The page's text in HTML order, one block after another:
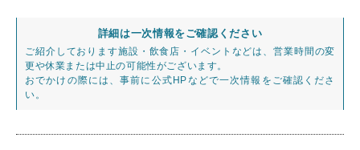
詳細は一次情報をご確認ください
ご紹介しております施設・飲食店・イベントなどは、営業時間の変
更や休業または中止の可能性がございます。
おでかけの際には、事前に公式HPなどで一次情報をご確認くださ
い。